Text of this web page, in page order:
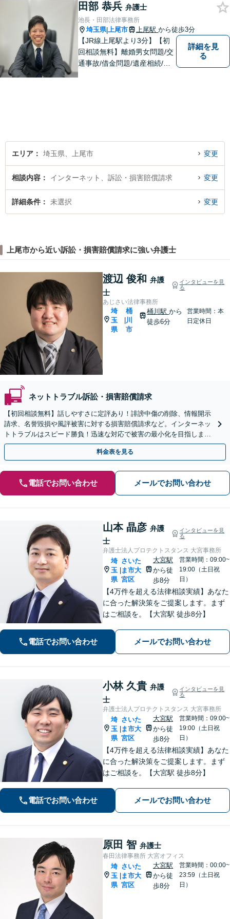
田部 恭兵 弁護士
池長・田部法律事務所
埼玉県|上尾市 上尾駅 から徒歩3分
【JR線上尾駅より3分】【初
回相談無料】離婚男女問題/交
通事故/借金問題/遺産相続/債
詳細を見
る
エリア 埼玉県、上尾市 変更
相談内容 インターネット、訴訟・損害賠償請求 変更
詳細条件 未選択 変更
上尾市から近い訴訟・損害賠償請求に強い弁護士
渡辺 俊和 弁護
士
インタビューを見
る
あじさい法律事務所
埼
玉
県
桶
川
市
桶川駅から
徒歩6分
営業時間：本
日定休日
ネットトラブル訴訟・損害賠償請求
【初回相談無料】話しやすさに定評あり！誹謗中傷の削除、情報開示
請求、名誉毀損や風評被害に対する損害賠償請求など。インターネッ
トトラブルはスピード勝負！迅速な対応で被害の最小化を目指します
【桶川駅6分】【オンライン相談OK】【LINE連携可】
料金表を見る
電話でお問い合わせ メールでお問い合わせ
山本 晶彦 弁護
士
インタビューを見
る
弁護士法人プロテクトスタンス 大宮事務所
埼
玉
県
さいた
ま市大
宮区
大宮駅
から徒
歩8分
営業時間：09:00~
19:00（土日祝
日）
【4万件を超える法律相談実績】あなた
に合った解決策をご提案します。まず
はご相談を。【大宮駅 徒歩8分】
電話でお問い合わせ メールでお問い合わせ
小林 久貴 弁護
士
インタビューを見
る
弁護士法人プロテクトスタンス 大宮事務所
埼
玉
県
さいた
ま市大
宮区
大宮駅
から徒
歩8分
営業時間：09:00~
19:00（土日祝
日）
【4万件を超える法律相談実績】あなた
に合った解決策をご提案します。まず
はご相談を。【大宮駅 徒歩8分】
電話でお問い合わせ メールでお問い合わせ
原田 智 弁護士
春田法律事務所 大宮オフィス
埼
玉
県
さいた
ま市大
宮区
大宮駅
から徒
歩8分
営業時間：00:00~
23:59（土日祝
日）